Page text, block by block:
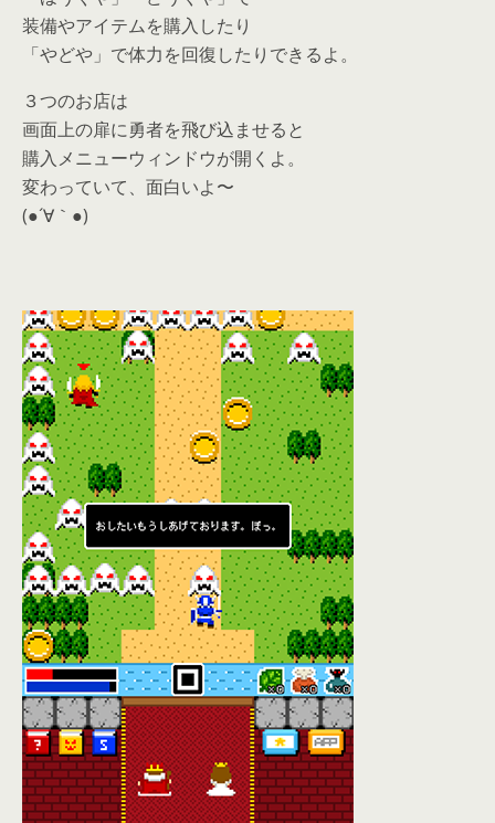
装備やアイテムを購入したり
「やどや」で体力を回復したりできるよ。
３つのお店は
画面上の扉に勇者を飛び込ませると
購入メニューウィンドウが開くよ。
変わっていて、面白いよ〜
(●´∀｀●)